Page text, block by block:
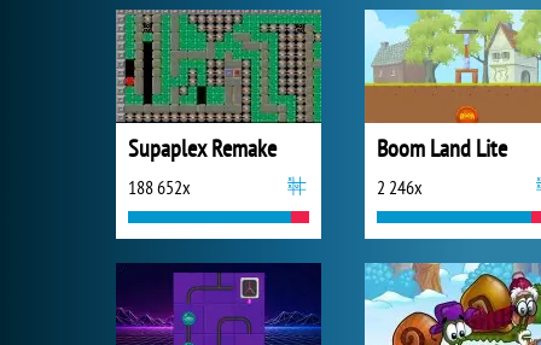
Supaplex Remake
188 652x
Boom Land Lite
2 246x